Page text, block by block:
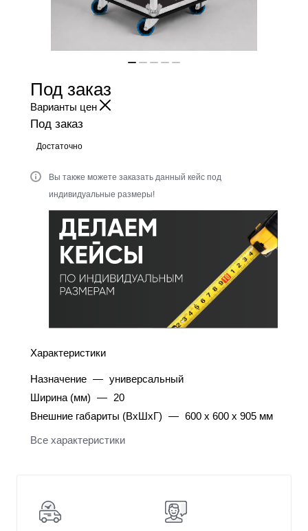
Под заказ
Варианты цен
Под заказ
Достаточно
Вы также можете заказать данный кейс под
индивидуальные размеры!
Характеристики
Назначение — универсальный
Ширина (мм) — 20
Внешние габариты (ВхШхГ) — 600 x 600 x 905 мм
Все характеристики